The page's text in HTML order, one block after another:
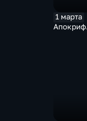
1 марта